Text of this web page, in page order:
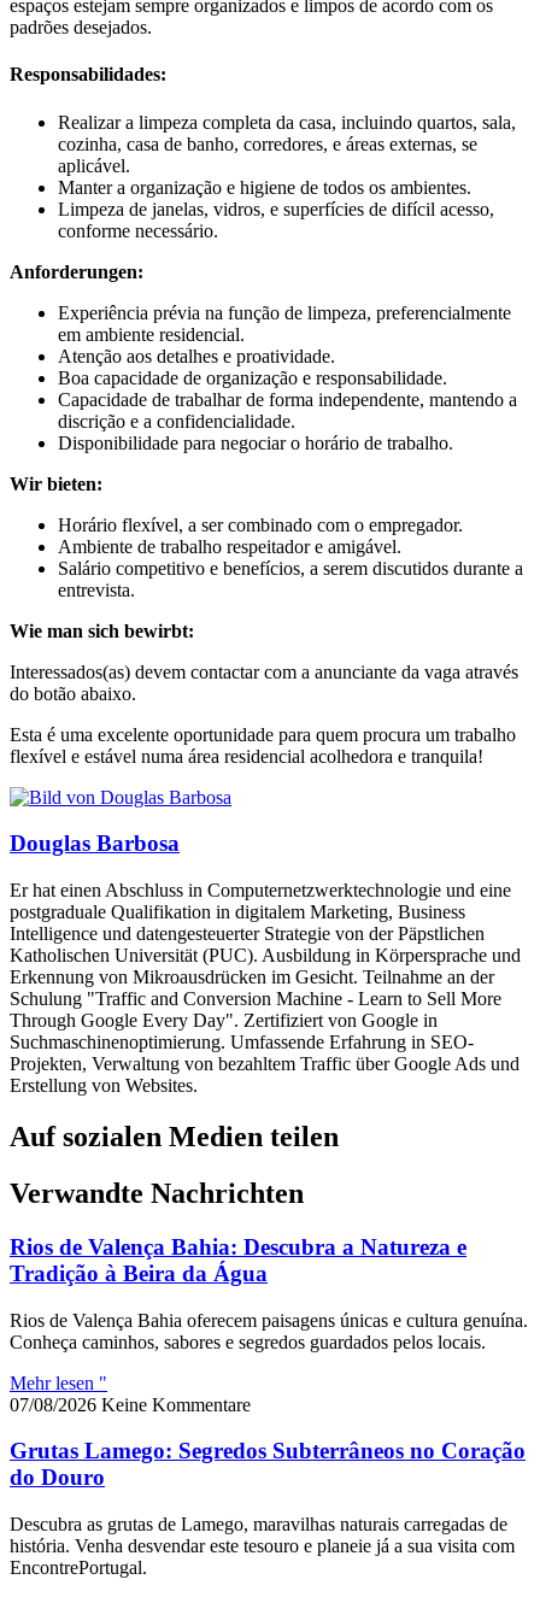
espaços estejam sempre organizados e limpos de acordo com os
padrões desejados.
Responsabilidades:
Realizar a limpeza completa da casa, incluindo quartos, sala,
cozinha, casa de banho, corredores, e áreas externas, se
aplicável.
Manter a organização e higiene de todos os ambientes.
Limpeza de janelas, vidros, e superfícies de difícil acesso,
conforme necessário.
Anforderungen:
Experiência prévia na função de limpeza, preferencialmente
em ambiente residencial.
Atenção aos detalhes e proatividade.
Boa capacidade de organização e responsabilidade.
Capacidade de trabalhar de forma independente, mantendo a
discrição e a confidencialidade.
Disponibilidade para negociar o horário de trabalho.
Wir bieten:
Horário flexível, a ser combinado com o empregador.
Ambiente de trabalho respeitador e amigável.
Salário competitivo e benefícios, a serem discutidos durante a
entrevista.
Wie man sich bewirbt:
Interessados(as) devem contactar com a anunciante da vaga através
do botão abaixo.
Esta é uma excelente oportunidade para quem procura um trabalho
flexível e estável numa área residencial acolhedora e tranquila!
Douglas Barbosa
Er hat einen Abschluss in Computernetzwerktechnologie und eine
postgraduale Qualifikation in digitalem Marketing, Business
Intelligence und datengesteuerter Strategie von der Päpstlichen
Katholischen Universität (PUC). Ausbildung in Körpersprache und
Erkennung von Mikroausdrücken im Gesicht. Teilnahme an der
Schulung "Traffic and Conversion Machine - Learn to Sell More
Through Google Every Day". Zertifiziert von Google in
Suchmaschinenoptimierung. Umfassende Erfahrung in SEO-
Projekten, Verwaltung von bezahltem Traffic über Google Ads und
Erstellung von Websites.
Auf sozialen Medien teilen
Verwandte Nachrichten
Rios de Valença Bahia: Descubra a Natureza e
Tradição à Beira da Água
Rios de Valença Bahia oferecem paisagens únicas e cultura genuína.
Conheça caminhos, sabores e segredos guardados pelos locais.
Mehr lesen "
07/08/2026 Keine Kommentare
Grutas Lamego: Segredos Subterrâneos no Coração
do Douro
Descubra as grutas de Lamego, maravilhas naturais carregadas de
história. Venha desvendar este tesouro e planeie já a sua visita com
EncontrePortugal.